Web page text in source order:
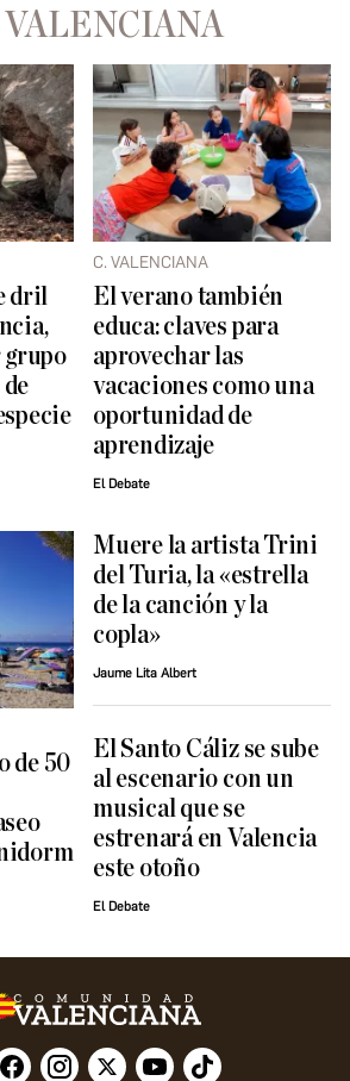
VALENCIANA
dril
grupo
C. VALENCIANA
El verano también
educa: claves para
aprovechar las
vacaciones como una
oportunidad de
aprendizaje
El Debate
de 50
Muere la artista Trini
del Turia, la «estrella
de la canción y la
copla»
Jaume Lita Albert
El Santo Cáliz se sube
al escenario con un
musical que se
estrenará en Valencia
este otoño
El Debate